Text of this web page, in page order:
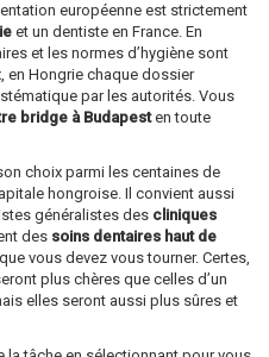
européenne est strictement
et un dentiste en France. En
et les normes d’hygiène sont
en Hongrie chaque dossier
par les autorités. Vous
bridge à Budapesten toute
choix parmi les centaines de
hongroise. Il convient aussi
généralistes des cliniques
des soins dentaires haut de
vous devez vous tourner. Certes,
plus chères que celles d’un
elles seront aussi plus sûres et